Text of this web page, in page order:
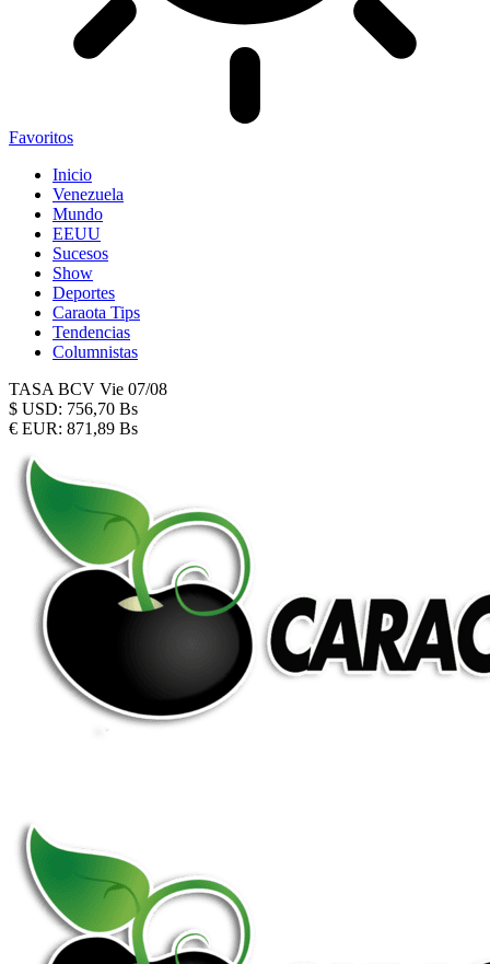
Favoritos
Inicio
Venezuela
Mundo
EEUU
Sucesos
Show
Deportes
Caraota Tips
Tendencias
Columnistas
TASA BCV Vie 07/08
$ USD: 756,70 Bs
€ EUR: 871,89 Bs